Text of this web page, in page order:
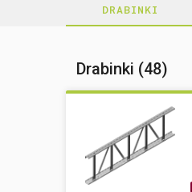
DRABINKI
Drabinki (48)